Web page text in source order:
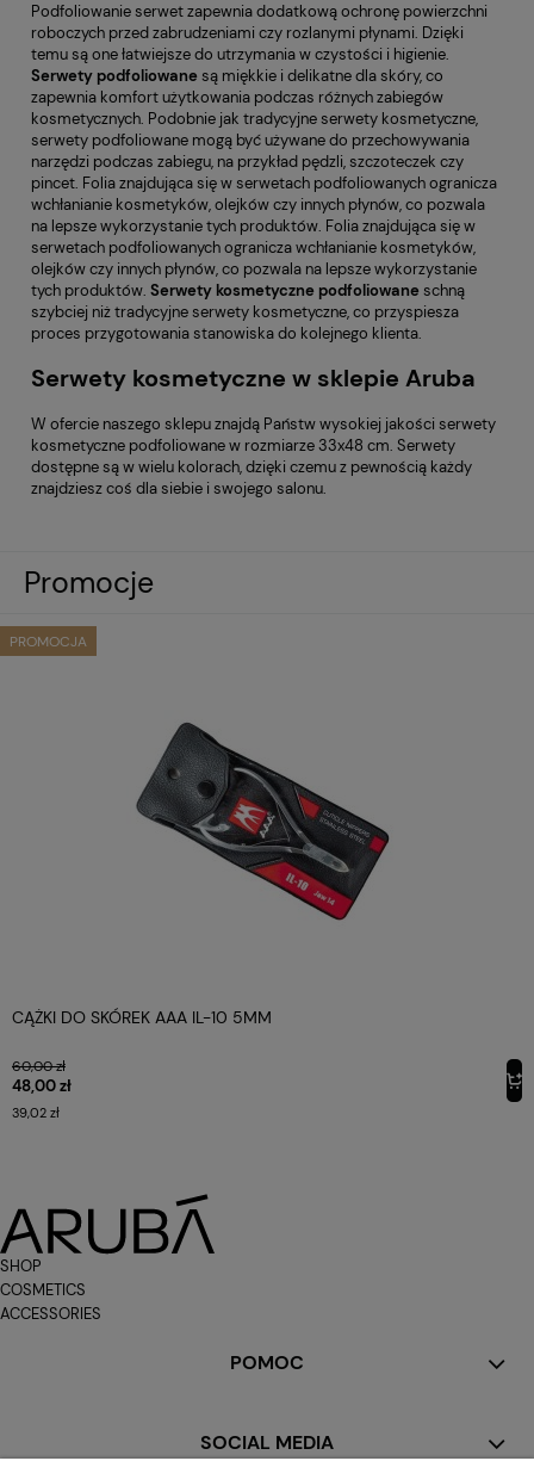
Podfoliowanie serwet zapewnia dodatkową ochronę powierzchni
roboczych przed zabrudzeniami czy rozlanymi płynami. Dzięki
temu są one łatwiejsze do utrzymania w czystości i higienie.
Serwety podfoliowanesą miękkie i delikatne dla skóry, co
zapewnia komfort użytkowania podczas różnych zabiegów
kosmetycznych. Podobnie jak tradycyjne serwety kosmetyczne,
serwety podfoliowane mogą być używane do przechowywania
narzędzi podczas zabiegu, na przykład pędzli, szczoteczek czy
pincet. Folia znajdująca się w serwetach podfoliowanych ogranicza
wchłanianie kosmetyków, olejków czy innych płynów, co pozwala
na lepsze wykorzystanie tych produktów. Folia znajdująca się w
serwetach podfoliowanych ogranicza wchłanianie kosmetyków,
olejków czy innych płynów, co pozwala na lepsze wykorzystanie
tych produktów. Serwety kosmetyczne podfoliowaneschną
szybciej niż tradycyjne serwety kosmetyczne, co przyspiesza
proces przygotowania stanowiska do kolejnego klienta.
Serwety kosmetyczne w sklepie Aruba
W ofercie naszego sklepu znajdą Państw wysokiej jakości serwety
kosmetyczne podfoliowane w rozmiarze 33x48 cm. Serwety
dostępne są w wielu kolorach, dzięki czemu z pewnością każdy
znajdziesz coś dla siebie i swojego salonu.
Promocje
PROMOCJA
CĄŻKI DO SKÓREK AAA IL-10 5MM
60,00 zł
48,00 zł
39,02 zł
SHOP
COSMETICS
ACCESSORIES
POMOC
SOCIAL MEDIA